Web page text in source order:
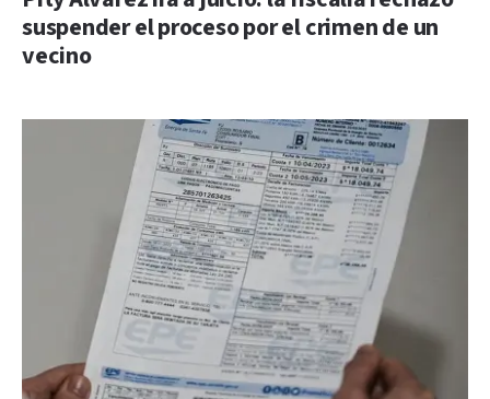
suspender el proceso por el crimen de un
vecino